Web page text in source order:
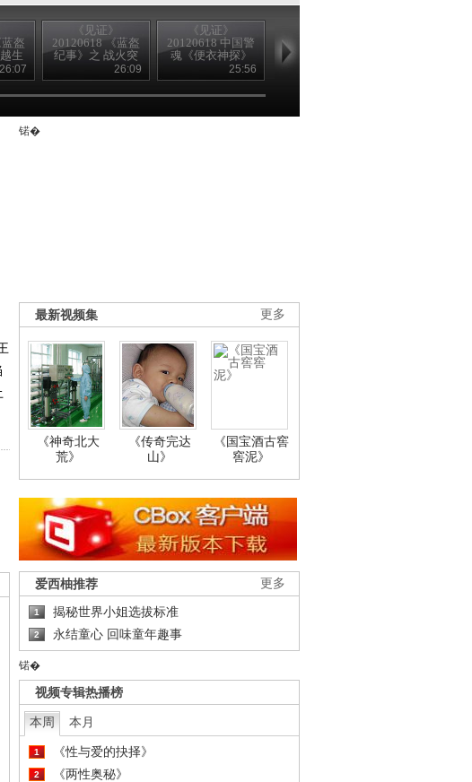
盔
生
26:07
《见证》
20120618 《蓝盔
纪事》之 战火突
26:09
《见证》
20120618 中国警
魂《便衣神探》
25:56
20120611 十二邻
锘�
更多
最新视频集
《神奇北大
荒》
《传奇完达
山》
《国宝酒古窖
窖泥》
更多
爱西柚推荐
1 揭秘世界小姐选拔标准
2 永结童心 回味童年趣事
锘�
视频专辑热播榜
本周 本月
1 《性与爱的抉择》
2 《两性奥秘》